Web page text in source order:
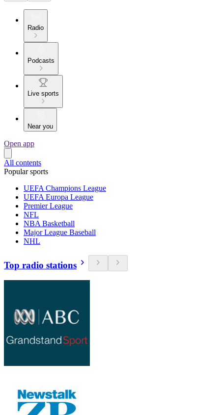
Radio
Podcasts
Live sports
Near you
Open app
All contents
Popular sports
UEFA Champions League
UEFA Europa League
Premier League
NFL
NBA Basketball
Major League Baseball
NHL
Top radio stations